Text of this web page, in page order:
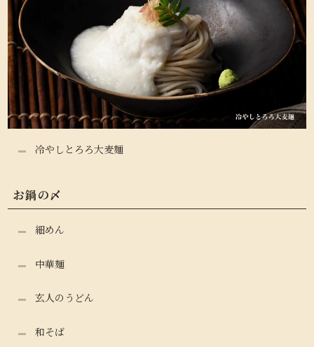
冷やしとろろ大麦麺
お鍋の〆
細めん
中華麺
玄人のうどん
和そば